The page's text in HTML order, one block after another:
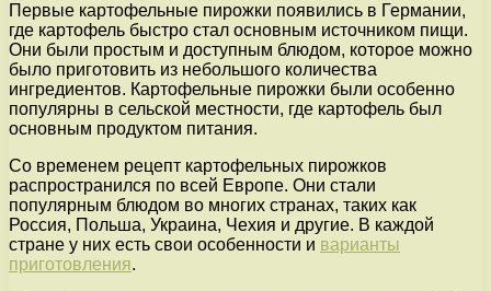
Первые картофельные пирожки появились в Германии,
где картофель быстро стал основным источником пищи.
Они были простым и доступным блюдом, которое можно
было приготовить из небольшого количества
ингредиентов. Картофельные пирожки были особенно
популярны в сельской местности, где картофель был
основным продуктом питания.
Со временем рецепт картофельных пирожков
распространился по всей Европе. Они стали
популярным блюдом во многих странах, таких как
Россия, Польша, Украина, Чехия и другие. В каждой
стране у них есть свои особенности и варианты
приготовления.